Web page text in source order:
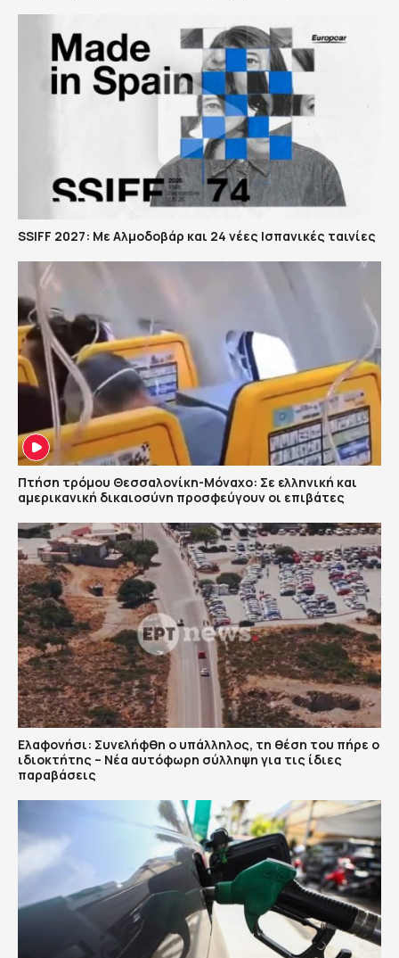
SSIFF 2027: Με Αλμοδοβάρ και 24 νέες Ισπανικές ταινίες
Πτήση τρόμου Θεσσαλονίκη-Μόναχο: Σε ελληνική και
αμερικανική δικαιοσύνη προσφεύγουν οι επιβάτες
Ελαφονήσι: Συνελήφθη ο υπάλληλος, τη θέση του πήρε ο
ιδιοκτήτης – Νέα αυτόφωρη σύλληψη για τις ίδιες
παραβάσεις